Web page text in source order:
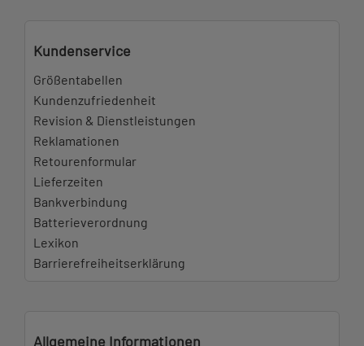
Kundenservice
Größentabellen
Kundenzufriedenheit
Revision & Dienstleistungen
Reklamationen
Retourenformular
Lieferzeiten
Bankverbindung
Batterieverordnung
Lexikon
Barrierefreiheitserklärung
Allgemeine Informationen